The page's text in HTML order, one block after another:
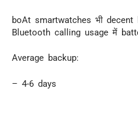
boAt smartwatches भी decent
Bluetooth calling usage में
Average backup:
– 4-6 days